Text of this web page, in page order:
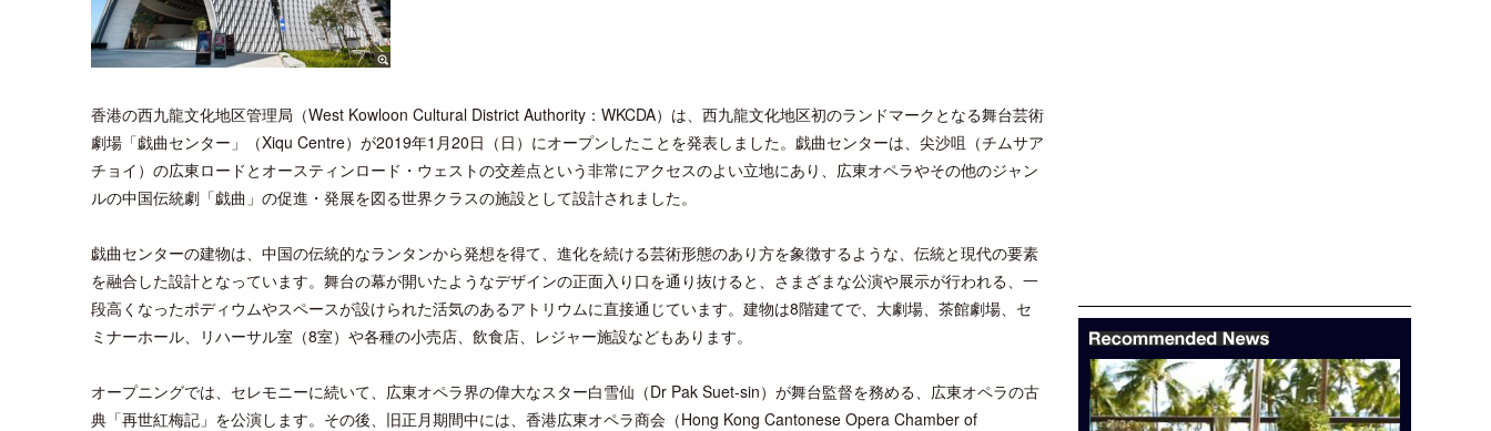
香港の西九龍文化地区管理局（West Kowloon Cultural District Authority：WKCDA）は、西九龍文化地区初のランドマークとなる舞台芸術
劇場「戯曲センター」（Xiqu Centre）が2019年1月20日（日）にオープンしたことを発表しました。戯曲センターは、尖沙咀（チムサア
チョイ）の広東ロードとオースティンロード・ウェストの交差点という非常にアクセスのよい立地にあり、広東オペラやその他のジャン
ルの中国伝統劇「戯曲」の促進・発展を図る世界クラスの施設として設計されました。
戯曲センターの建物は、中国の伝統的なランタンから発想を得て、進化を続ける芸術形態のあり方を象徴するような、伝統と現代の要素
を融合した設計となっています。舞台の幕が開いたようなデザインの正面入り口を通り抜けると、さまざまな公演や展示が行われる、一
段高くなったポディウムやスペースが設けられた活気のあるアトリウムに直接通じています。建物は8階建てで、大劇場、茶館劇場、セ
ミナーホール、リハーサル室（8室）や各種の小売店、飲食店、レジャー施設などもあります。
オープニングでは、セレモニーに続いて、広東オペラ界の偉大なスター白雪仙（Dr Pak Suet-sin）が舞台監督を務める、広東オペラの古
典「再世紅梅記」を公演します。その後、旧正月期間中には、香港広東オペラ商会（Hong Kong Cantonese Opera Chamber of